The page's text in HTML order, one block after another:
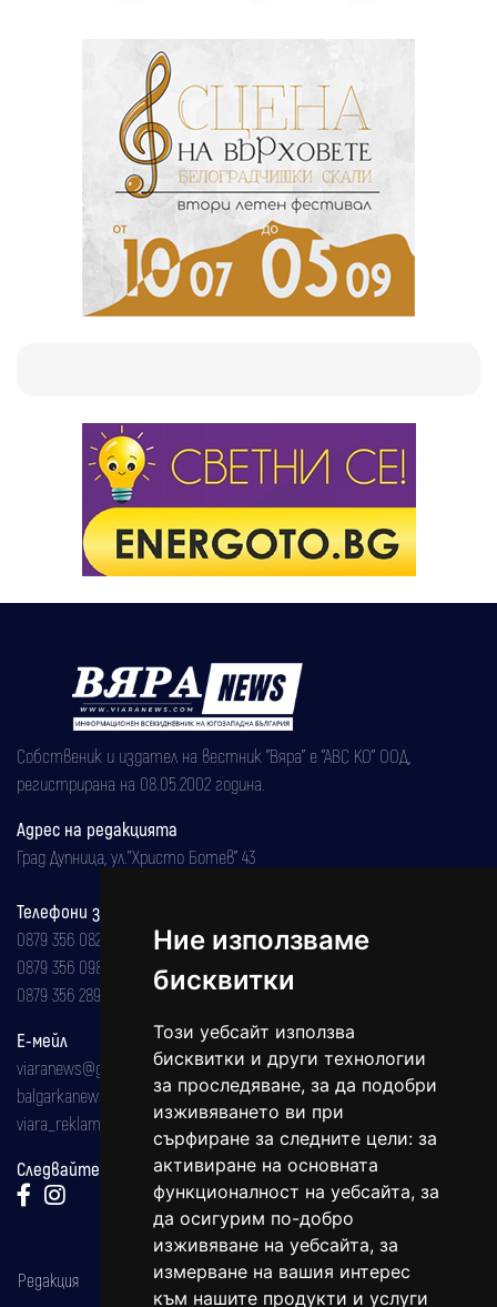
Ние използваме
бисквитки
Този уебсайт използва
бисквитки и други технологии
за проследяване, за да подобри
изживяването ви при
сърфиране за следните цели: за
активиране на основната
функционалност на уебсайта, за
да осигурим по-добро
изживяване на уебсайта, за
измерване на вашия интерес
към нашите продукти и услуги
Собственик и издател на вестник "Вяра" е "АВС КО" ООД,
регистрирана на 08.05.2002 година.
Адрес на редакцията
Град Дупница, ул.''Христо Ботев" 43
Телефони за реклама и абонаменти
0879 356 082
0879 356 098
0879 356 289
Е-мейл
viaranews@gmail.com
balgarkanews@gmail.com
viara_reklama@mail.bg
Следвайте ни:
Редакция